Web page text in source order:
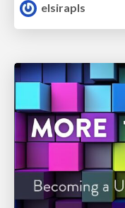
elsirapls